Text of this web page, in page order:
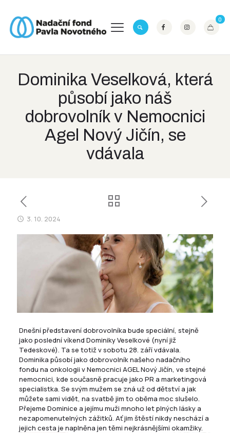
0
Dominika Veselková, která
působí jako náš
dobrovolník v Nemocnici
Agel Nový Jičín, se
vdávala
3. 10. 2024
Dnešní představení dobrovolníka bude speciální, stejně
jako poslední víkend Dominiky Veselkové (nyní již
Tedeskové). Ta se totiž v sobotu 28. září vdávala.
Dominika působí jako dobrovolník našeho nadačního
fondu na onkologii vNemocnici AGEL Nový Jičín, ve stejné
nemocnici, kde současně pracuje jako PR a marketingová
specialistka. Se svým mužem se zná už od dětství a jak
můžete sami vidět, na svatbě jim to oběma moc slušelo.
Přejeme Dominice a jejímu muži mnoho let plných lásky a
nezapomenutelných zážitků. Ať jim štěstí nikdy neschází a
jejich cesta je naplněna jen těmi nejkrásnějšími okamžiky.